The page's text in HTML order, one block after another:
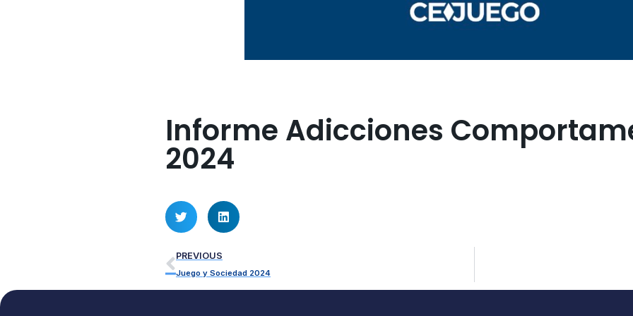
Informe Adicciones
2024
PREVIOUS
Juego y Sociedad 2024